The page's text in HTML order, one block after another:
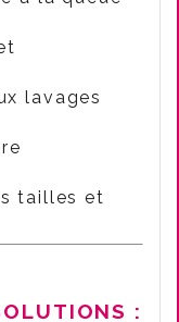
lavages
tailles et
: